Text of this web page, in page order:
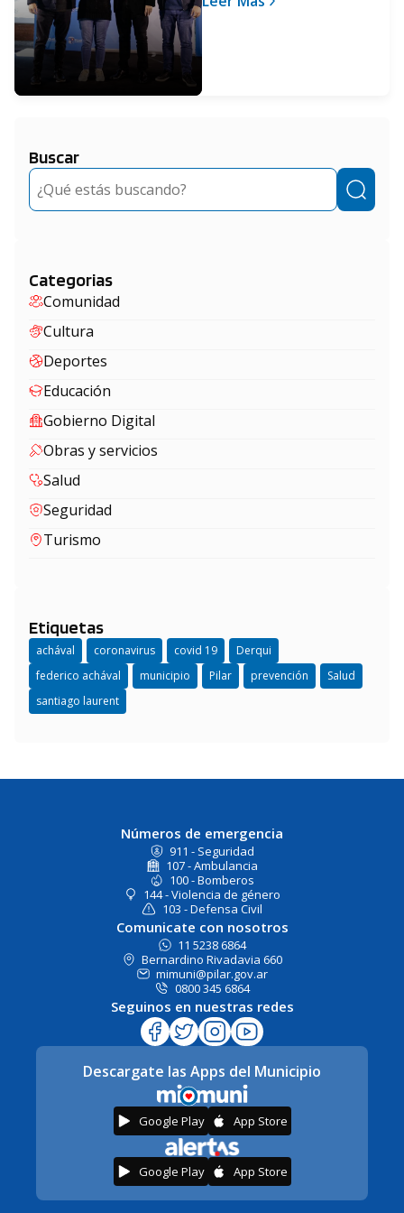
Buscar
Buscar
Categorias
Comunidad
Cultura
Deportes
Educación
Gobierno Digital
Obras y servicios
Salud
Seguridad
Turismo
Etiquetas
achával coronavirus covid 19
Derqui
federico achával
municipio Pilar prevención
Salud
santiago laurent
Números de emergencia
911 - Seguridad
107 - Ambulancia
100 - Bomberos
144 - Violencia de género
103 - Defensa Civil
Comunicate con nosotros
11 5238 6864
Bernardino Rivadavia 660
mimuni@pilar.gov.ar
0800 345 6864
Seguinos en nuestras redes
Descargate las Apps del Municipio
Google Play App Store
Google Play App Store